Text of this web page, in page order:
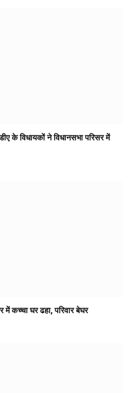
के विधायकों ने विधानसभा परिसर में
में कच्चा घर ढहा, परिवार बेघर